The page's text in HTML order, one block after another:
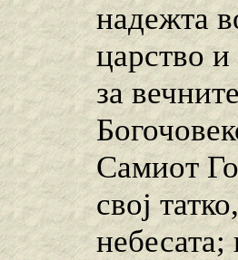
надежта
царство
за
Самиот
свој
небесата;